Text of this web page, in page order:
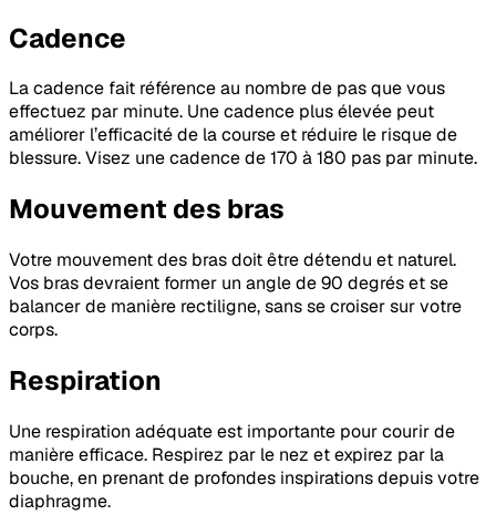
Cadence
La cadence fait référence au nombre de pas que vous
effectuez par minute. Une cadence plus élevée peut
améliorer l’efficacité de la course et réduire le risque de
blessure. Visez une cadence de 170 à 180 pas par minute.
Mouvement des bras
Votre mouvement des bras doit être détendu et naturel.
Vos bras devraient former un angle de 90 degrés et se
balancer de manière rectiligne, sans se croiser sur votre
corps.
Respiration
Une respiration adéquate est importante pour courir de
manière efficace. Respirez par le nez et expirez par la
bouche, en prenant de profondes inspirations depuis votre
diaphragme.